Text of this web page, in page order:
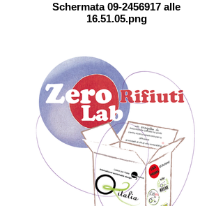
Schermata 09-2456917 alle
16.51.05.png